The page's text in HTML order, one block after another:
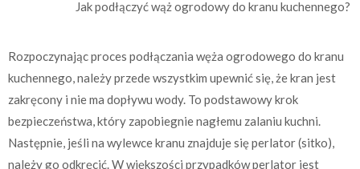
Jak podłączyć wąż ogrodowy do kranu kuchennego?
Rozpoczynając proces podłączania węża ogrodowego do kranu
kuchennego, należy przede wszystkim upewnić się, że kran jest
zakręcony i nie ma dopływu wody. To podstawowy krok
bezpieczeństwa, który zapobiegnie nagłemu zalaniu kuchni.
Następnie, jeśli na wylewce kranu znajduje się perlator (sitko),
należy go odkręcić. W większości przypadków perlator jest